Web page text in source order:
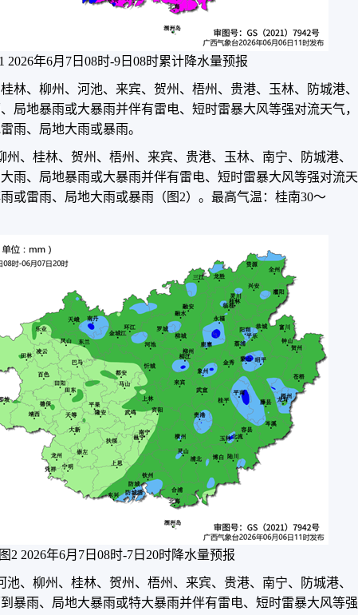
2026年6月7日08时-9日08时累计降水量预报
林、柳州、河池、来宾、贺州、梧州、贵港、玉林、防城港、
局地暴雨或大暴雨并伴有雷电、短时雷暴大风等强对流天气，
雨、局地大雨或暴雨。
州、桂林、贺州、梧州、来宾、贵港、玉林、南宁、防城港、
雨、局地暴雨或大暴雨并伴有雷电、短时雷暴大风等强对流天
或雷雨、局地大雨或暴雨（图2）。最高气温：桂南30～
图2 2026年6月7日08时-7日20时降水量预报
池、柳州、桂林、贺州、梧州、来宾、贵港、南宁、防城港、
暴雨、局地大暴雨或特大暴雨并伴有雷电、短时雷暴大风等强